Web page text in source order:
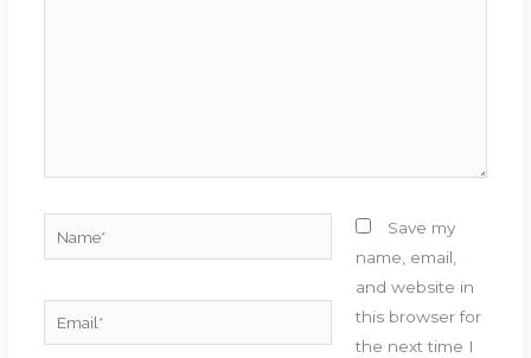
Email*
Save my
name, email,
and website in
this browser for
the next time I